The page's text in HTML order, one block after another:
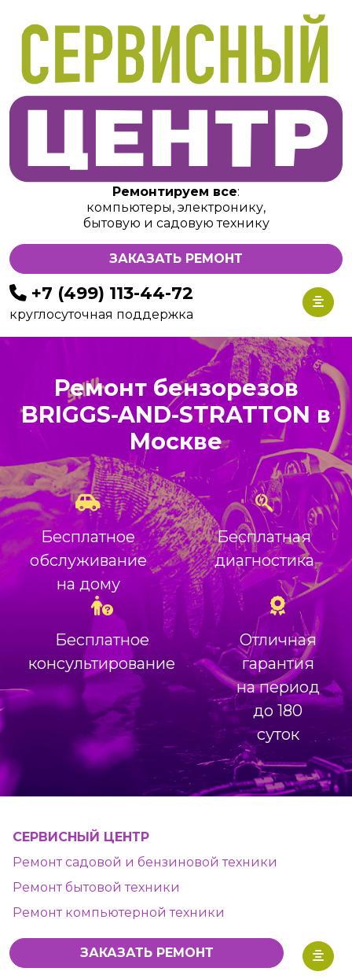
Ремонтируем все:
компьютеры, электронику,
бытовую и садовую технику
ЗАКАЗАТЬ РЕМОНТ
+7 (499) 113-44-72
круглосуточная поддержка
Ремонт бензорезов
BRIGGS-AND-STRATTON в
Москве
Бесплатное
обслуживание
на дому
Бесплатная
диагностика
Бесплатное
консультирование
Отличная
гарантия
на период
до 180
суток
СЕРВИСНЫЙ ЦЕНТР
Ремонт садовой и бензиновой техники
Ремонт бытовой техники
Ремонт компьютерной техники
ЗАКАЗАТЬ РЕМОНТ